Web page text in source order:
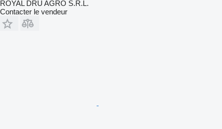
ROYAL DRU AGRO S.R.L.
Contacter le vendeur